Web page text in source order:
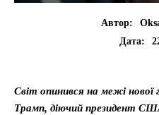
Автор:
Дата:
Світ опинився на межі нової
Трамп, діючий президент